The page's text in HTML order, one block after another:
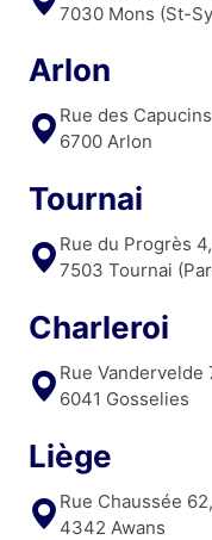
7030 Mons (St-
Arlon
Rue des Capucins
6700 Arlon
Tournai
Rue du Progrès 4,
7503 Tournai
Charleroi
Rue Vandervelde
6041 Gosselies
Liège
Rue Chaussée 62,
4342 Awans